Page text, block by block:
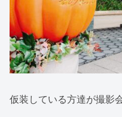
仮装している方達が撮影